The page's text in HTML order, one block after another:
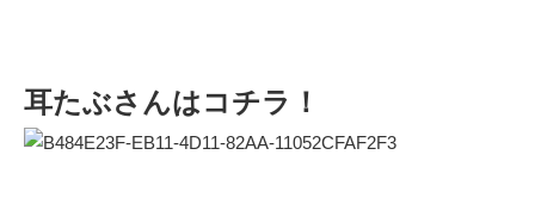
耳たぶさんはコチラ！